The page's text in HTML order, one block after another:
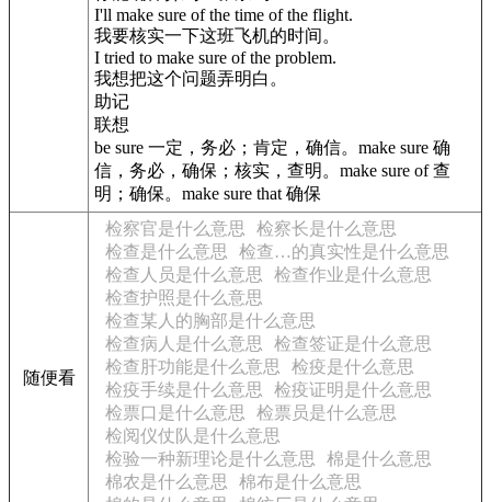
I'll make sure of the time of the flight.
我要核实一下这班飞机的时间。
I tried to make sure of the problem.
我想把这个问题弄明白。
助记
联想
be sure 一定，务必；肯定，确信。make sure 确
信，务必，确保；核实，查明。make sure of 查
明；确保。make sure that 确保
随便看
检察官是什么意思
检察长是什么意思
检查是什么意思
检查…的真实性是什么意思
检查人员是什么意思
检查作业是什么意思
检查护照是什么意思
检查某人的胸部是什么意思
检查病人是什么意思
检查签证是什么意思
检查肝功能是什么意思
检疫是什么意思
检疫手续是什么意思
检疫证明是什么意思
检票口是什么意思
检票员是什么意思
检阅仪仗队是什么意思
检验一种新理论是什么意思
棉是什么意思
棉农是什么意思
棉布是什么意思